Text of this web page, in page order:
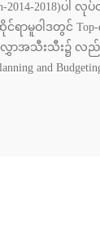
Plan-2014-
ဝါဒတွင် Top-
အား အလွှာအသီး
and